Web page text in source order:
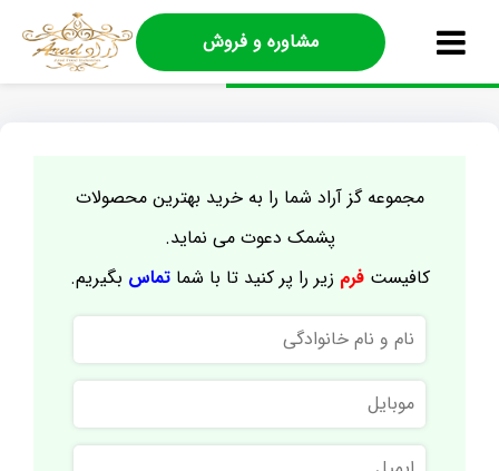
مشاوره و فروش
مجموعه گز آراد شما را به خرید بهترین محصولات
پشمک دعوت می نماید.
کافیستفرم زیر را پر کنید تا با شماتماس بگیریم.
نام
و
نام
خانوادگی
موبایل
ایمیل